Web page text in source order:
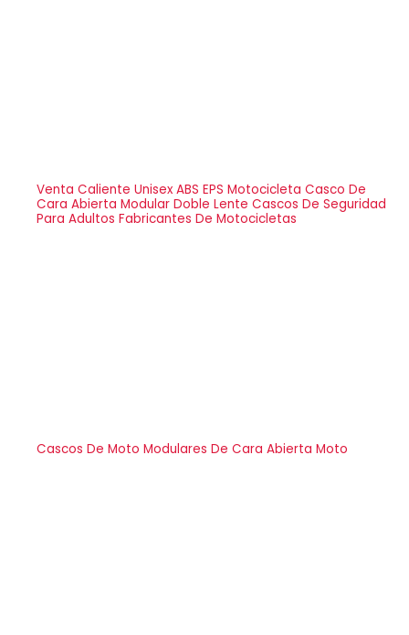
Venta Caliente Unisex ABS EPS Motocicleta Casco De
Cara Abierta Modular Doble Lente Cascos De Seguridad
Para Adultos Fabricantes De Motocicletas
Cascos De Moto Modulares De Cara Abierta Moto